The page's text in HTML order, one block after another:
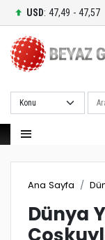
USD: 47,49 - 47,57
Ara
Ana Sayfa
Dünya